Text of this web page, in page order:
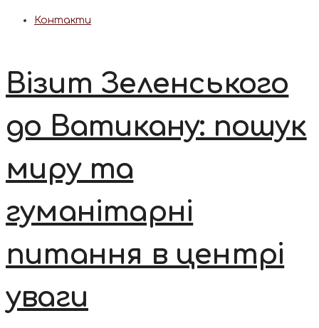
Контакти
Візит Зеленського
до Ватикану: пошук
миру та
гуманітарні
питання в центрі
уваги